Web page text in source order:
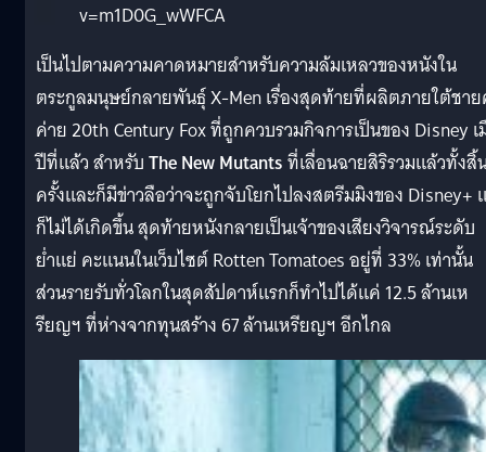
v=m1D0G_wWFCA
เป็นไปตามความคาดหมายสำหรับความล้มเหลวของหนังใน
ตระกูลมนุษย์กลายพันธ์ุ X-Men เรื่องสุดท้ายที่ผลิตภายใต้ชา
ค่าย 20th Century Fox ที่ถูกควบรวมกิจการเป็นของ Disney
ปีที่แล้ว สำหรับThe New Mutantsที่เลื่อนฉายสิริรวมแล้วทั้งสิ้
ครั้งและก็มีข่าวลือว่าจะถูกจับโยกไปลงสตรีมมิงของ Disney+
ก็ไม่ได้เกิดขึ้น สุดท้ายหนังกลายเป็นเจ้าของเสียงวิจารณ์ระดับ
ย่ำแย่ คะแนนในเว็บไซต์ Rotten Tomatoes อยู่ที่ 33% เท่านั้น
ส่วนรายรับทั่วโลกในสุดสัปดาห์แรกก็ทำไปได้แค่ 12.5 ล้านเห
รียญฯ ที่ห่างจากทุนสร้าง 67 ล้านเหรียญฯ อีกไกล